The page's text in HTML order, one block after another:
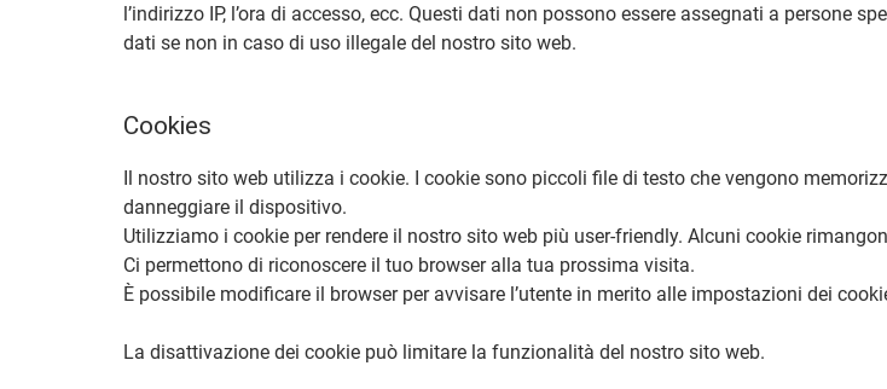
l’indirizzo IP, l’ora di accesso, ecc. Questi dati non possono essere assegnati a persone
dati se non in caso di uso illegale del nostro sito web.
Cookies
Il nostro sito web utilizza i cookie. I cookie sono piccoli file di testo che vengono
danneggiare il dispositivo.
Utilizziamo i cookie per rendere il nostro sito web più user-friendly. Alcuni cookie
Ci permettono di riconoscere il tuo browser alla tua prossima visita.
È possibile modificare il browser per avvisare l’utente in merito alle impostazioni dei
La disattivazione dei cookie può limitare la funzionalità del nostro sito web.